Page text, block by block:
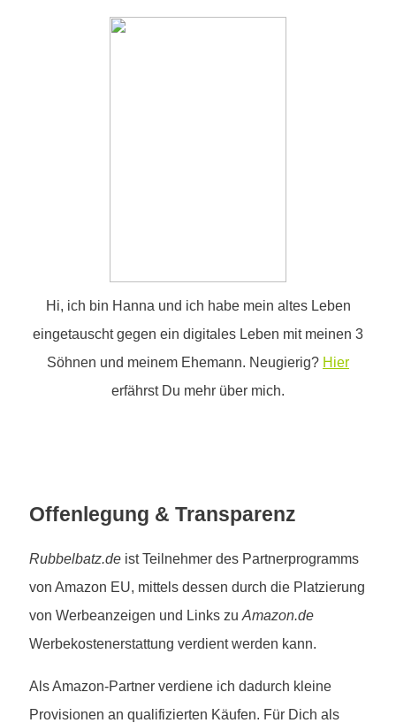
Hi, ich bin Hanna und ich habe mein altes Leben
eingetauscht gegen ein digitales Leben mit meinen 3
Söhnen und meinem Ehemann. Neugierig? Hier
erfährst Du mehr über mich.
Offenlegung & Transparenz
Rubbelbatz.de ist Teilnehmer des Partnerprogramms
von Amazon EU, mittels dessen durch die Platzierung
von Werbeanzeigen und Links zuAmazon.de
Werbekostenerstattung verdient werden kann.
Als Amazon-Partner verdiene ich dadurch kleine
Provisionen an qualifizierten Käufen. Für Dich als